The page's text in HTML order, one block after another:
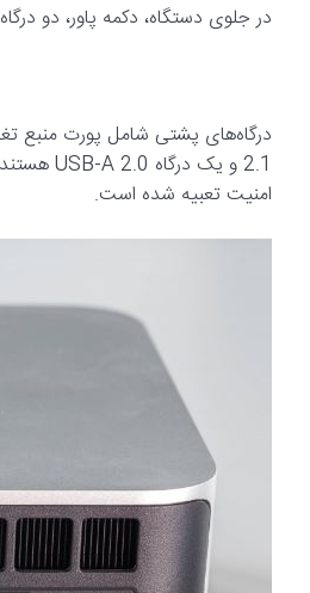
در جلوی دستگاه، دکمه پاور، دو درگاه USB-A 3.2 Gen2، یک درگاه USB4 Type-C، جک 3.5 میلی‌متری صدا و دو میکروفون قرار دارند.
امنیت تعبیه شده است.